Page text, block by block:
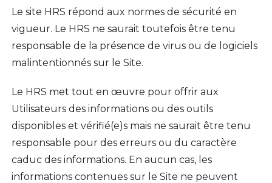
Le site HRS répond aux normes de sécurité en
vigueur. Le HRS ne saurait toutefois être tenu
responsable de la présence de virus ou de logiciels
malintentionnés sur le Site.
Le HRS met tout en œuvre pour offrir aux
Utilisateurs des informations ou des outils
disponibles et vérifié(e)s mais ne saurait être tenu
responsable pour des erreurs ou du caractère
caduc des informations. En aucun cas, les
informations contenues sur le Site ne peuvent